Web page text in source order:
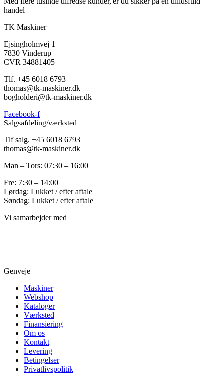
handel
TK Maskiner
Ejsingholmvej 1
7830 Vinderup
CVR 34881405
​Tlf. +45 6018 6793
thomas@tk-maskiner.dk
bogholderi@tk-maskiner.dk
Facebook-f
Salgsafdeling/værksted
Tlf salg. +45 6018 6793
thomas@tk-maskiner.dk
Man – Tors: 07:30 – 16:00
Fre: 7:30 – 14:00
Lørdag: Lukket / efter aftale
Søndag: Lukket / efter aftale
Vi samarbejder med
Genveje
Maskiner
Webshop
Kataloger
Værksted
Finansiering
Om os
Kontakt
Levering
Betingelser
Privatlivspolitik